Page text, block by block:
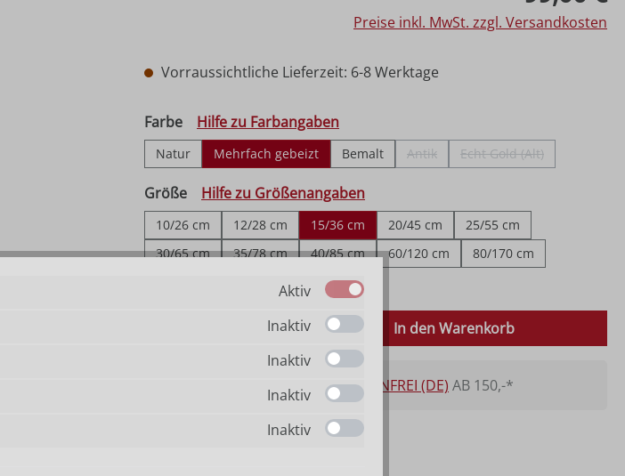
Preise inkl. MwSt. zzgl. Versandkosten
Vorraussichtliche Lieferzeit: 6-8 Werktage
Farbeauswählen
Hilfe zu Farbangaben
Natur Mehrfach gebeizt Bemalt Antik
(Diese Option ist zurzeit nicht verfügbar.)
Echt Gold (Alt)
(Diese Option ist zurzeit
Größeauswählen
Hilfe zu Größenangaben
10/26 cm 12/28 cm 15/36 cm 20/45 cm
25/55 cm
30/65 cm
35/78 cm 40/85 cm 60/120 cm
80/170 cm
150/320 cm
Produkt Anzahl: Gib den gewünschten Wert
In den Warenkorb
VERSANDKOSTENFREI (DE) AB 150,-*
Aktiv
Inaktiv
Inaktiv
Inaktiv
Inaktiv